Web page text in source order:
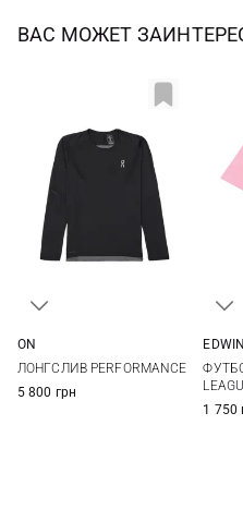
ВАС МОЖЕТ
ON
ЛОНГСЛИВ PERFORMANCE
5 800 грн
XL
EDWIN
1 750